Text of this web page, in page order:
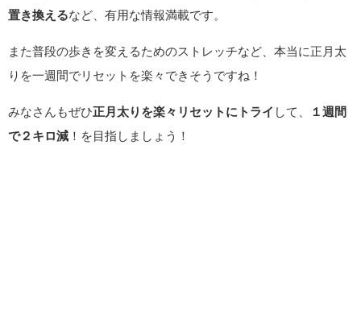
置き換えるなど、有用な情報満載です。
また普段の歩きを変えるためのストレッチなど、本当に正月太
りを一週間でリセットを楽々できそうですね！
みなさんもぜひ正月太りを楽々リセットにトライ して、
１週間
で２キロ減 ！を目指しましょう！